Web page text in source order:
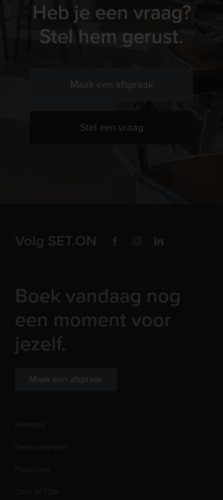
Heb je een vraag?
Stel hem gerust.
Maak een afspraak
Stel een vraag
Volg SET.ON
Boek vandaag nog
een moment voor
jezelf.
Maak een afspraak
Beleving
Behandelingen
Producten
Over SETON